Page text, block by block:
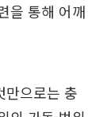
을 통해 어깨
만으로는 충